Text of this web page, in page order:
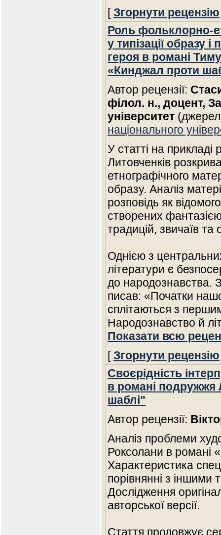
[Згорнути рецензію
Роль фольклорно-
у типізації образу
героя в романі
«Кинджал проти
Автор рецензії:
філол. н., доцент,
університет
національного
У статті на
Литовченків
етнографічного
образу. Аналіз
розповідь як
створених
традицій, звичаїв та
Однією з
літератури є
до народознавства.
писав: «Початки
сплітаються з
Народознавство й
Показати всю
[Згорнути рецензію
Своєрідність
в романі подружжя
шаблі"
Автор рецензії:
Аналіз проблеми
Роксолани в романі
Характеристика
порівнянні з іншими
Дослідження
авторської версії.
Стаття продовжує